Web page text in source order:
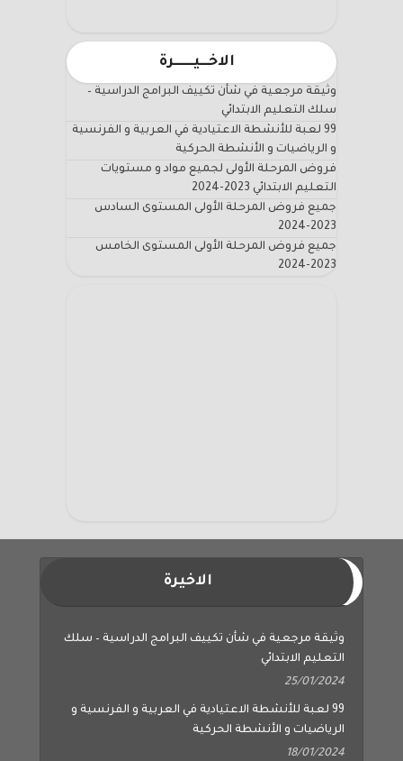
الاخـــيـــــــرة
وثيقة مرجعية في شأن تكييف البرامج الدراسية –
سلك التعليم الابتدائي
99 لعبة للأنشطة الاعتيادية في العربية و الفرنسية
و الرياضيات و الأنشطة الحركية
فروض المرحلة الأولى لجميع مواد و مستويات
التعليم الابتدائي 2023-2024
جميع فروض المرحلة الأولى المستوى السادس
2023-2024
جميع فروض المرحلة الأولى المستوى الخامس
2023-2024
الاخيرة
وثيقة مرجعية في شأن تكييف البرامج الدراسية – سلك
التعليم الابتدائي
25/01/2024
99 لعبة للأنشطة الاعتيادية في العربية و الفرنسية و
الرياضيات و الأنشطة الحركية
18/01/2024